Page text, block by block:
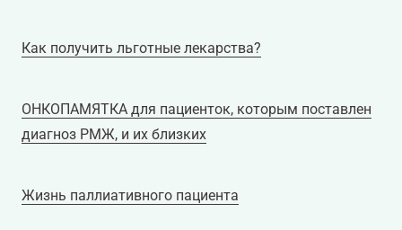
Как получить льготные лекарства?
ОНКОПАМЯТКА для пациенток, которым поставлен
диагноз РМЖ, и их близких
Жизнь паллиативного пациента